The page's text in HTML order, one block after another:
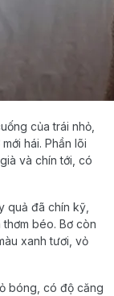
của trái nhỏ,
hái. Phần lõi
và chín tới, có
quả đã chín kỹ,
béo. Bơ còn
xanh tươi, vỏ
bóng, có độ căng